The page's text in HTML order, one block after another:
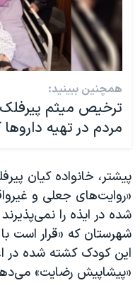
همچنین ببینید:
ترخیص میثم پیرفلک
مردم در تهیه
پیشتر، خانواده کیان
«روایت‌های جعلی و
شده در ایذه را
شهرستان که «قرار است
این کودک کشته شده در
«پیشاپیش رضایت»